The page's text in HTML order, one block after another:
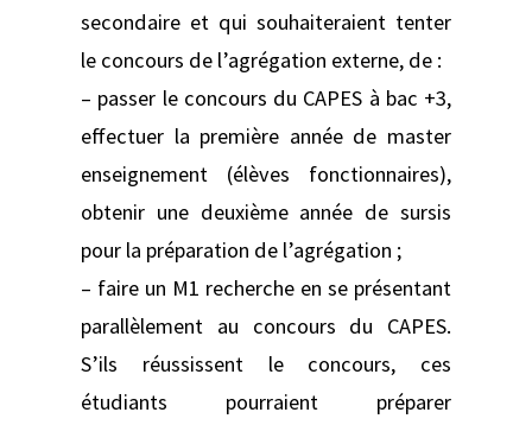
secondaire et qui souhaiteraient tenter
le concours de l’agrégation externe, de :
– passer le concours du CAPES à bac +3,
effectuer la première année de master
enseignement (élèves fonctionnaires),
obtenir une deuxième année de sursis
pour la préparation de l’agrégation ;
– faire un M1 recherche en se présentant
parallèlement au concours du CAPES.
S’ils réussissent le concours, ces
étudiants pourraient préparer